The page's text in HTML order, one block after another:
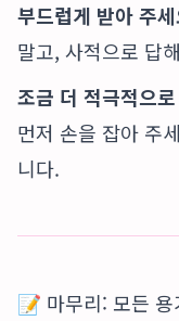
부드럽게 받아 주
말고, 사적으로 답
조금 더 적극적으
먼저 손을 잡아 주
니다.
📝 마무리: 모든 용